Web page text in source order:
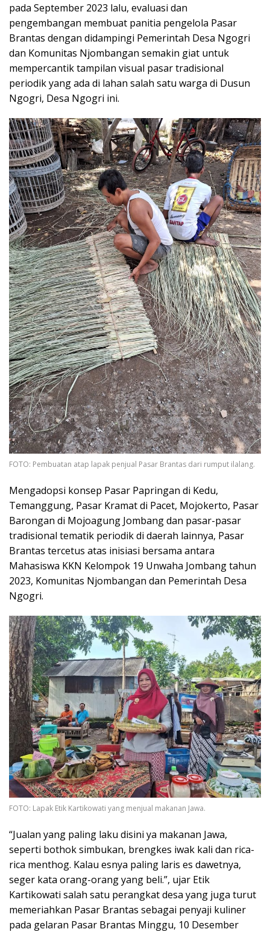
pada September 2023 lalu, evaluasi dan
pengembangan membuat panitia pengelola Pasar
Brantas dengan didampingi Pemerintah Desa Ngogri
dan Komunitas Njombangan semakin giat untuk
mempercantik tampilan visual pasar tradisional
periodik yang ada di lahan salah satu warga di Dusun
Ngogri, Desa Ngogri ini.
FOTO: Pembuatan atap lapak penjual Pasar Brantas dari rumput ilalang.
Mengadopsi konsep Pasar Papringan di Kedu,
Temanggung, Pasar Kramat di Pacet, Mojokerto, Pasar
Barongan di Mojoagung Jombang dan pasar-pasar
tradisional tematik periodik di daerah lainnya, Pasar
Brantas tercetus atas inisiasi bersama antara
Mahasiswa KKN Kelompok 19 Unwaha Jombang tahun
2023, Komunitas Njombangan dan Pemerintah Desa
Ngogri.
FOTO: Lapak Etik Kartikowati yang menjual makanan Jawa.
“Jualan yang paling laku disini ya makanan Jawa,
seperti bothok simbukan, brengkes iwak kali dan rica-
rica menthog. Kalau esnya paling laris es dawetnya,
seger kata orang-orang yang beli.”, ujar Etik
Kartikowati salah satu perangkat desa yang juga turut
memeriahkan Pasar Brantas sebagai penyaji kuliner
pada gelaran Pasar Brantas Minggu, 10 Desember